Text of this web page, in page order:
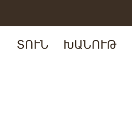
ՏՈՒՆ ԽԱՆՈՒԹ